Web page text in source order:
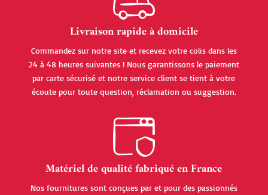
Livraison rapide à domicile
Commandez sur notre site et recevez votre colis dans les
24 à 48 heures suivantes ! Nous garantissons le paiement
par carte sécurisé et notre service client se tient à votre
écoute pour toute question, réclamation ou suggestion.
Matériel de qualité fabriqué en France
Nos fournitures sont conçues par et pour des passionnés